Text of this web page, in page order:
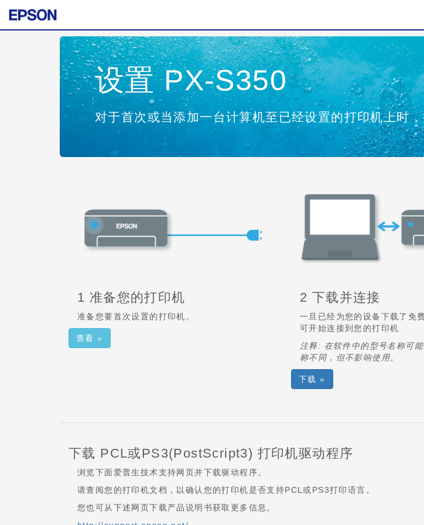
设置 PX-S350
对于首次或当添加一台计算机至已经设置的打印机上时
1 准备您的打印机
准备您要首次设置的打印机。
查看 »
2 下载并连接
一旦已经为您的设备下载了免
可开始连接到您的打印机
注释: 在软件中的型号名称可
称不同，但不影响使用。
下载 »
下载 PCL或PS3(PostScript3) 打印机驱动程序
浏览下面爱普生技术支持网页并下载驱动程序。
请查阅您的打印机文档，以确认您的打印机是否支持PCL或PS3打印语言。
您也可从下述网页下载产品说明书获取更多信息。